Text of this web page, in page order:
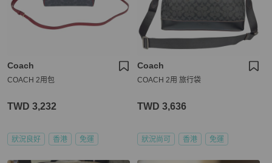
Coach
COACH 2用包
TWD 3,232
狀況良好 香港 免運
Coach
COACH 2用 旅行袋
TWD 3,636
狀況尚可 香港 免運